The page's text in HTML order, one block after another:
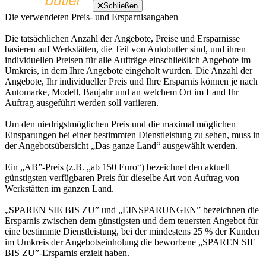
Schließen
Die verwendeten Preis- und Ersparnisangaben
Die tatsächlichen Anzahl der Angebote, Preise und Ersparnisse
basieren auf Werkstätten, die Teil von Autobutler sind, und ihren
individuellen Preisen für alle Aufträge einschließlich Angebote im
Umkreis, in dem Ihre Angebote eingeholt wurden. Die Anzahl der
Angebote, Ihr individueller Preis und Ihre Ersparnis können je nach
Automarke, Modell, Baujahr und an welchem Ort im Land Ihr
Auftrag ausgeführt werden soll variieren.
Um den niedrigstmöglichen Preis und die maximal möglichen
Einsparungen bei einer bestimmten Dienstleistung zu sehen, muss in
der Angebotsübersicht „Das ganze Land“ ausgewählt werden.
Ein „AB”-Preis (z.B. „ab 150 Euro“) bezeichnet den aktuell
günstigsten verfügbaren Preis für dieselbe Art von Auftrag von
Werkstätten im ganzen Land.
„SPAREN SIE BIS ZU” und „EINSPARUNGEN” bezeichnen die
Ersparnis zwischen dem günstigsten und dem teuersten Angebot für
eine bestimmte Dienstleistung, bei der mindestens 25 % der Kunden
im Umkreis der Angebotseinholung die beworbene „SPAREN SIE
BIS ZU”-Ersparnis erzielt haben.